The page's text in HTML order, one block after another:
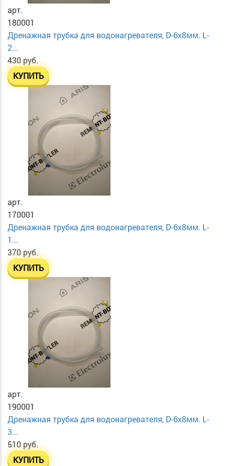
арт.
180001
Дренажная трубка для водонагревателя, D-6х8мм. L-
2...
430 руб.
КУПИТЬ
арт.
170001
Дренажная трубка для водонагревателя, D-6х8мм. L-
1...
370 руб.
КУПИТЬ
арт.
190001
Дренажная трубка для водонагревателя, D-6х8мм. L-
3...
510 руб.
КУПИТЬ